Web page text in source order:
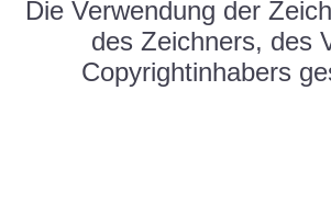
Die Verwendung der
des Zeichners, des
Copyrightinhabers